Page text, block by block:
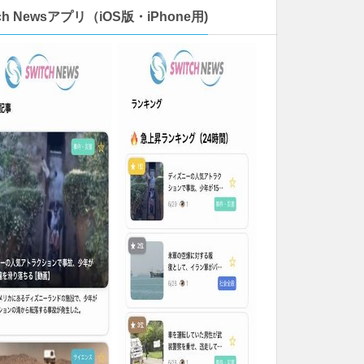
Newsアプリ（iOS版・iPhone用)